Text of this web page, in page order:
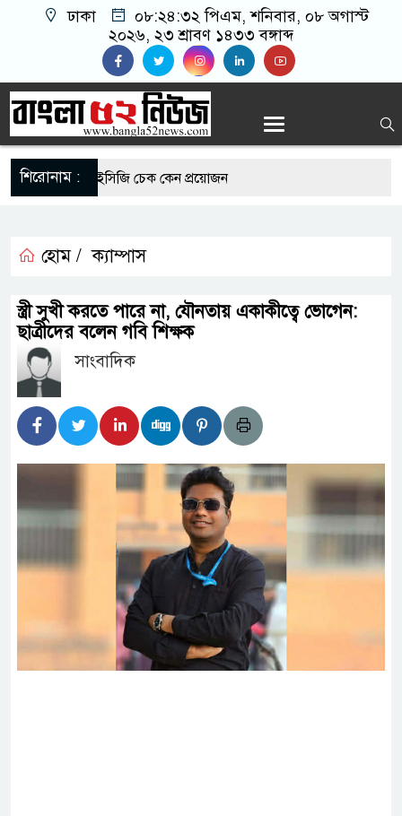
ঢাকা ০৮:২৪:৩২ পিএম, শনিবার, ০৮ অগাস্ট
২০২৬, ২৩ শ্রাবণ ১৪৩৩ বঙ্গাব্দ
শিরোনাম :
নিয়মিত ইসিজি চেক কেন প্রয়োজন
মিলল মাইক্রোপ্লাস্টিক, বেশি কই মাছে
বাড়ীর মোঃ আঃ খালেকের ইন্তেকাল
ব্যবসায়িক অগ্রযাত্রায় নতুন অধ্যায়
স্থিতিশীল সরকার,প্রবাসীদের বিনিয়োগের এখনই
স্থিতিশীল সরকার,প্রবাসীদের বিনিয়োগের এখনই
নিচে গাঁজার ড্রাম, মাদক কারবারি আটক
বাজেট সংশোধনের দাবিতে ফরিদগঞ্জে অহিংস
হোম / ক্যাম্পাস
স্ত্রী সুখী করতে পারে না, যৌনতায় একাকীত্বে ভোগেন:
ছাত্রীদের বলেন গবি শিক্ষক
সাংবাদিক